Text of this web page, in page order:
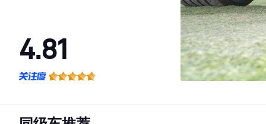
4.81
·空间表现较为优秀，优于82%同级车